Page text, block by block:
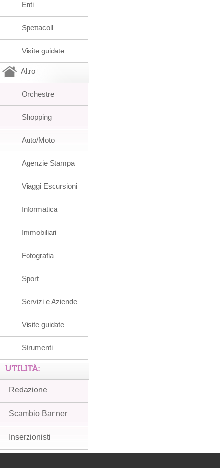
Enti
Spettacoli
Visite guidate
Altro
Orchestre
Shopping
Auto/Moto
Agenzie Stampa
Viaggi Escursioni
Informatica
Immobiliari
Fotografia
Sport
Servizi e Aziende
Visite guidate
Strumenti
UTILITÀ:
Redazione
Scambio Banner
Inserzionisti